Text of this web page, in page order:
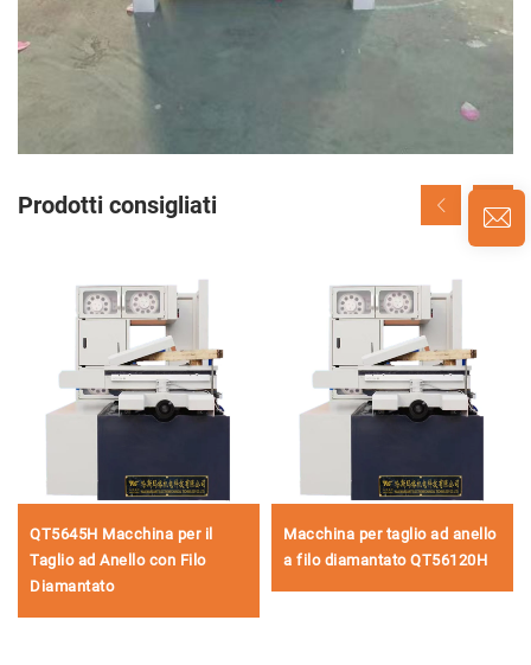
Prodotti consigliati
QT5645H Macchina per il
Taglio ad Anello con Filo
Diamantato
Macchina per taglio ad anello
a filo diamantato QT56120H